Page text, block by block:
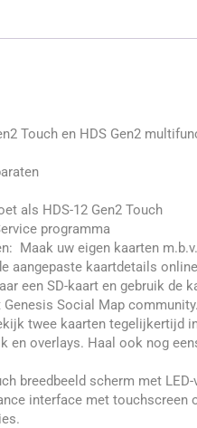
Touch en HDS Gen2
als HDS-12 Gen2 Touch
programma
Maak uw eigen kaarten
aangepaste kaartdetails
een SD-kaart en gebruik de
Social Map
twee kaarten tegelijkertijd
en overlays. Haal ook nog
breedbeeld scherm met
interface met